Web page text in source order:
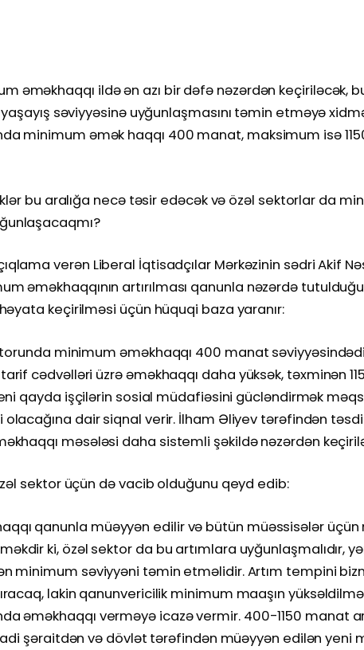
əməkhaqqı ildə ən azı bir dəfə nəzərdən keçiriləcək,
səviyyəsinə uyğunlaşmasını təmin etməyə
minimum əmək haqqı 400 manat, maksimum isə
bu aralığa necə təsir edəcək və özəl sektorlar da
verən Liberal İqtisadçılar Mərkəzinin sədri Akif
əməkhaqqının artırılması qanunla nəzərdə
keçirilməsi üçün hüquqi baza yaranır:
minimum əməkhaqqı 400 manat
cədvəlləri üzrə əməkhaqqı daha yüksək, təxminən
qayda işçilərin sosial müdafiəsini gücləndirmək
olacağına dair siqnal verir. İlham Əliyev tərəfindən
məsələsi daha sistemli şəkildə nəzərdən
sektor üçün də vacib olduğunu qeyd edib:
qanunla müəyyən edilir və bütün müəssisələr
ki, özəl sektor da bu artımlara uyğunlaşmalıdır,
minimum səviyyəni təmin etməlidir. Artım tempini
lakin qanunvericilik minimum maaşın
əməkhaqqı verməyə icazə vermir. 400-1150 manat
şəraitdən və dövlət tərəfindən müəyyən edilən yeni